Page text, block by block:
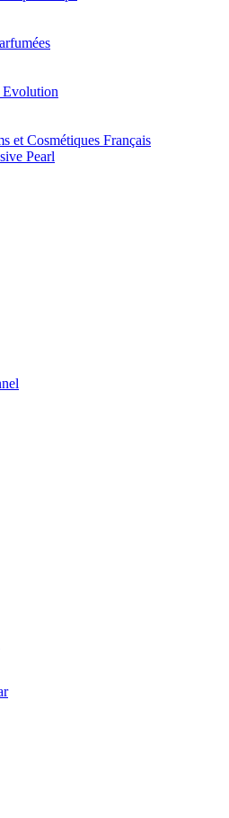
Evolution
et Cosmétiques Français
Pearl